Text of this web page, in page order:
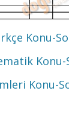
Konu-
Konu-
Konu-